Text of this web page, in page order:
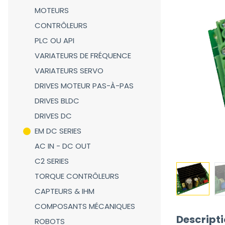
MOTEURS
CONTRÔLEURS
PLC OU API
VARIATEURS DE FRÉQUENCE
VARIATEURS SERVO
DRIVES MOTEUR PAS-À-PAS
DRIVES BLDC
DRIVES DC
EM DC SERIES
AC IN - DC OUT
C2 SERIES
TORQUE CONTRÔLEURS
CAPTEURS & IHM
COMPOSANTS MÉCANIQUES
ROBOTS